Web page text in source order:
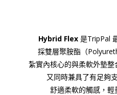
Hybrid Flex 是TripPal
採雙層聚胺酯（
紮實內核心的與柔軟外墊整
又同時兼具了有足夠
舒適柔軟的觸感，輕